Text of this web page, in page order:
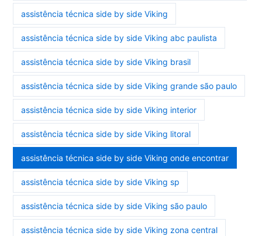
assistência técnica side by side Viking
assistência técnica side by side Viking abc paulista
assistência técnica side by side Viking brasil
assistência técnica side by side Viking grande são paulo
assistência técnica side by side Viking interior
assistência técnica side by side Viking litoral
assistência técnica side by side Viking onde encontrar
assistência técnica side by side Viking sp
assistência técnica side by side Viking são paulo
assistência técnica side by side Viking zona central